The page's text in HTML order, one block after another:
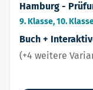
Hamburg -
9. Klasse, 10.
Buch +
(+4 weitere